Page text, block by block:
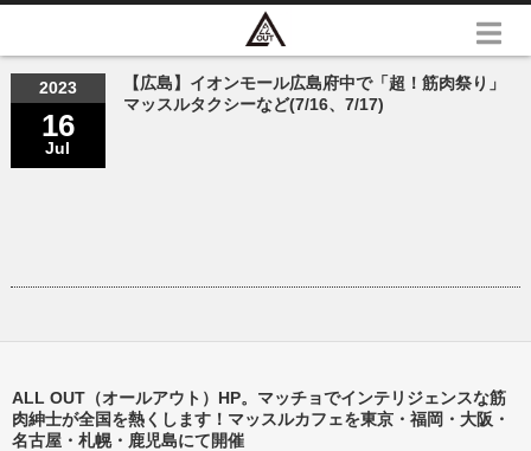
2023
16
Jul
【広島】イオンモール広島府中で「超！筋肉祭り」
マッスルタクシーなど(7/16、7/17)
ALL OUT（オールアウト）HP。マッチョでインテリジェンスな筋
肉紳士が全国を熱くします！マッスルカフェを東京・福岡・大阪・
名古屋・札幌・鹿児島にて開催